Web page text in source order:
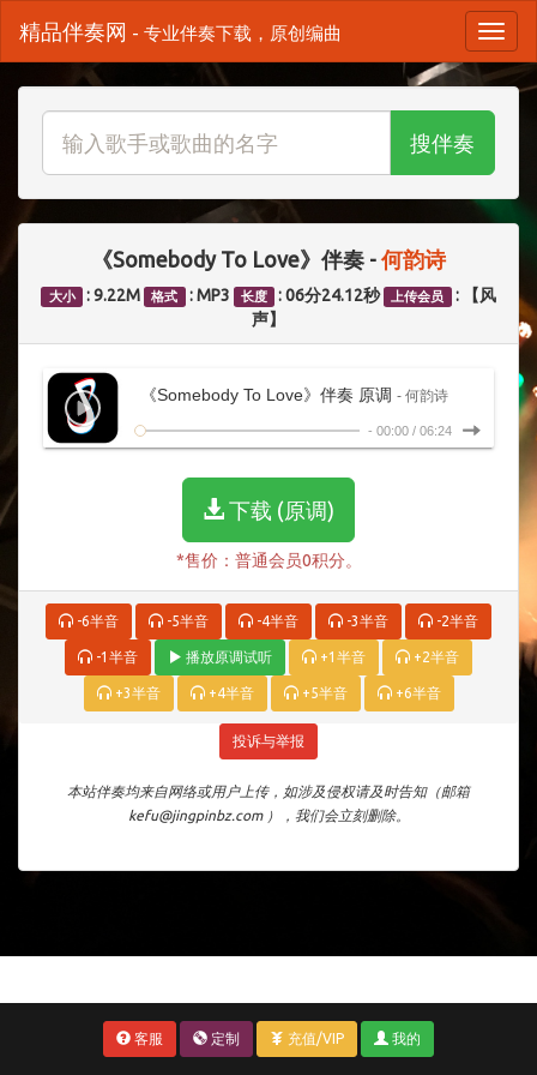
精品伴奏网 - 专业伴奏下载，原创编曲
搜伴奏
《Somebody To Love》伴奏 - 何韵诗
大小 : 9.22M 格式 : MP3 长度 : 06分24.12秒 上传会员
: 【风
声】
《Somebody To Love》伴奏 原调 - 何韵诗
- 00:00 / 06:24
下载 (原调)
*售价：普通会员0积分。
-6半音 -5半音 -4半音 -3半音 -2半音
-1半音 播放原调试听 +1半音 +2半音
+3半音 +4半音 +5半音 +6半音
投诉与举报
本站伴奏均来自网络或用户上传，如涉及侵权请及时告知（邮箱
kefu@jingpinbz.com ），我们会立刻删除。
客服 定制 充值/VIP 我的